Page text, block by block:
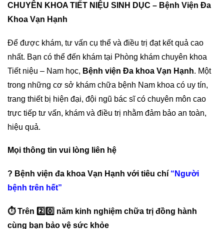
CHUYÊN KHOA TIẾT NIỆU SINH DỤC – Bệnh Viện Đa
Khoa Vạn Hạnh
Để được khám, tư vấn cụ thể và điều trị đạt kết quả cao
nhất. Bạn có thể đến khám tại Phòng khám chuyên khoa
Tiết niệu – Nam học, Bệnh viện Đa khoa Vạn Hạnh. Một
trong những cơ sở khám chữa bệnh Nam khoa có uy tín,
trang thiết bị hiện đại, đội ngũ bác sĩ có chuyên môn cao
trực tiếp tư vấn, khám và điều trị nhằm đảm bảo an toàn,
hiệu quả.
Mọi thông tin vui lòng liên hệ
? Bệnh viện đa khoa Vạn Hạnh với tiêu chí “Người
bệnh trên hết”
⏱Trên 2️⃣ 0️⃣ năm kinh nghiệm chữa trị đồng hành
cùng bạn bảo vệ sức khỏe